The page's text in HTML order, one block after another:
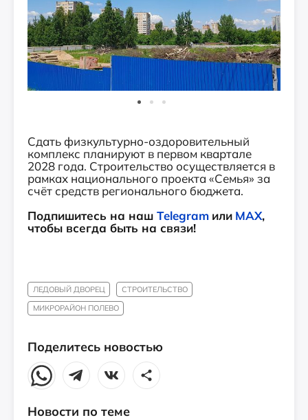
Сдать физкультурно-оздоровительный
комплекс планируют в первом квартале
2028 года. Строительство осуществляется в
рамках национального проекта «Семья» за
счёт средств регионального бюджета.
Подпишитесь на наш Telegram или MAX,
чтобы всегда быть на связи!
ЛЕДОВЫЙ ДВОРЕЦ
СТРОИТЕЛЬСТВО
МИКРОРАЙОН ПОЛЕВО
Поделитесь новостью
Новости по теме